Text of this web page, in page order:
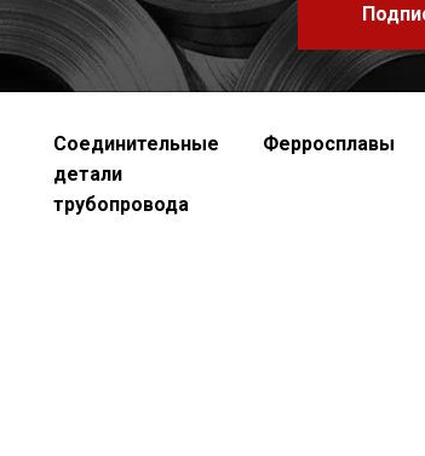
Соединительные
детали
трубопровода
Ферросплавы